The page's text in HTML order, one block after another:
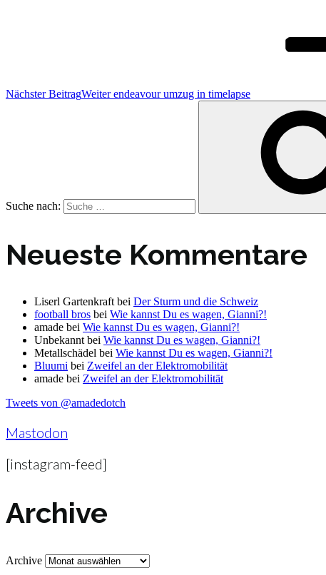
Nächster BeitragWeiter endeavour umzug in timelapse
Suche nach:
Neueste Kommentare
Liserl Gartenkraft bei Der Sturm und die Schweiz
football bros bei Wie kannst Du es wagen, Gianni?!
amade bei Wie kannst Du es wagen, Gianni?!
Unbekannt bei Wie kannst Du es wagen, Gianni?!
Metallschädel bei Wie kannst Du es wagen, Gianni?!
Bluumi bei Zweifel an der Elektromobilität
amade bei Zweifel an der Elektromobilität
Tweets von @amadedotch
Mastodon
[instagram-feed]
Archive
Archive